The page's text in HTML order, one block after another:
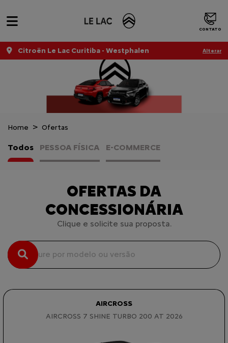
CONTATO
Citroën Le Lac Curitiba - Westphalen Alterar
Home Ofertas
Todos PESSOA FÍSICA E-COMMERCE
OFERTAS DA
CONCESSIONÁRIA
Clique e solicite sua proposta.
AIRCROSS
AIRCROSS 7 SHINE TURBO 200 AT 2026